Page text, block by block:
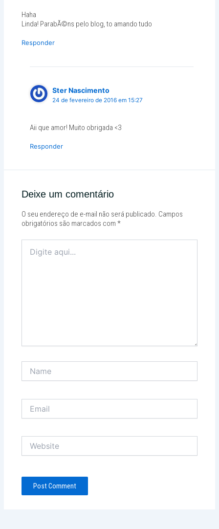
Haha
Linda! ParabÃ©ns pelo blog, to amando tudo
Responder
Ster Nascimento
24 de fevereiro de 2016 em 15:27
Aii que amor! Muito obrigada <3
Responder
Deixe um comentário
O seu endereço de e-mail não será publicado. Campos
obrigatórios são marcados com*
aqui...